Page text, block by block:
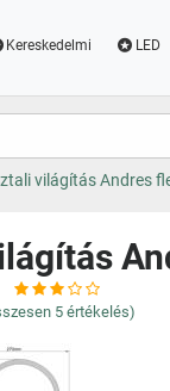
Kereskedelmi LED
világítás Andres
5 értékelés)